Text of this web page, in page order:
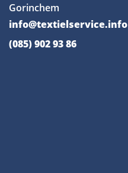
Gorinchem
info@textielservice.info
(085) 902 93 86